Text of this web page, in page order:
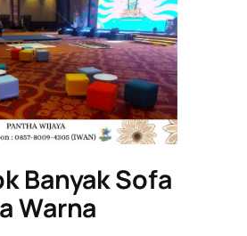
Banyak Sofa
Warna